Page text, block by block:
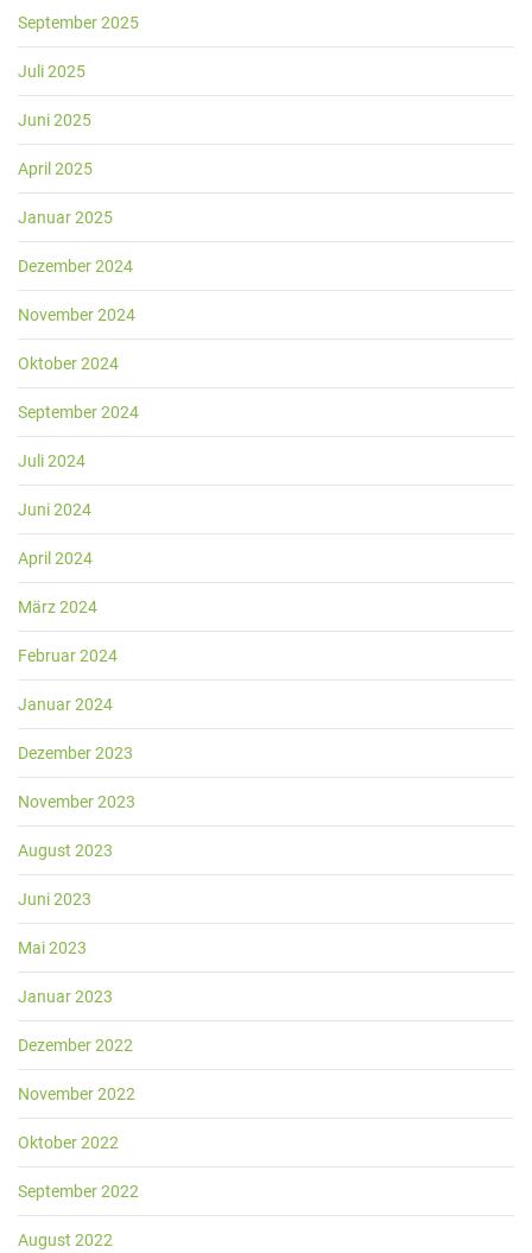
September 2025
Juli 2025
Juni 2025
April 2025
Januar 2025
Dezember 2024
November 2024
Oktober 2024
September 2024
Juli 2024
Juni 2024
April 2024
März 2024
Februar 2024
Januar 2024
Dezember 2023
November 2023
August 2023
Juni 2023
Mai 2023
Januar 2023
Dezember 2022
November 2022
Oktober 2022
September 2022
August 2022